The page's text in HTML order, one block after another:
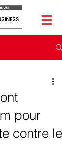
pour
contre le